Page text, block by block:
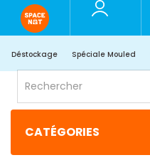
Déstockage Spéciale Mouled
CATÉGORIES